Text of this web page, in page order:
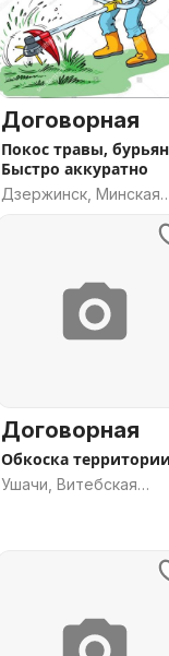
Договорная
Покос травы,
Быстро аккуратно
Дзержинск, Минская
Договорная
Обкоска
Ушачи, Витебская